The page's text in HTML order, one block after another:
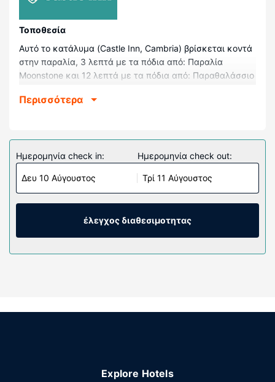
Τοποθεσία
Αυτό το κατάλυμα (Castle Inn, Cambria) βρίσκεται κοντά
στην παραλία, 3 λεπτά με τα πόδια από: Παραλία
Moonstone και 12 λεπτά με τα πόδια από: Παραθαλάσσιο
Κάστρο Hearst (εθνική ιστορική τοποθεσία) και 0,1 χλμ.
Νιώστε σαν στο σπίτι σας σε ένα από τα 30
κλιματιζόμενα δωμάτια, όπου υπάρχουν φούρνοι
μικροκυμάτων και τηλεοράσεις με επίπεδη οθόνη. Το
δωμάτιό σας διαθέτει άνετο κρεβάτι (με ανώστρωμα).
Mπορείτε να είστε πάντα online με δωρεάν ασύρματη
πρόσβαση στο ίντερνετ κι επίσης παρέχονται για τη
δραστηριότητες που προσφέρονται, όπως εξωτερική
Περισσότερα
Ημερομηνία check in:
Δευ 10 Αύγουστος
Ημερομηνία check out:
Τρί 11 Αύγουστος
έλεγχος διαθεσιμοτητας
Explore Hotels